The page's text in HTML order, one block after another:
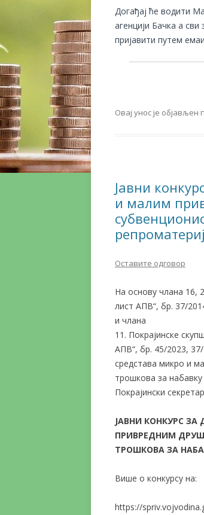
Догађај ће водити
агенцији Бачка а
пријавити путем
Овај унос је објављен
Јавни
и малим
Оставите одговор
На основу члана 16,
лист АПВ“, бр. 37/
и члана
11. Покрајинске
АПВ“, бр. 45/2023,
средстава микро и
трошкова за
Покрајински
ЈАВНИ КОНКУРС
ПРИВРЕДНИМ
ТРОШКОВА ЗА
Више о конкурсу на:
https://